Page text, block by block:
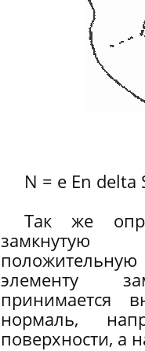
N = е En delta
Так же
элементу
принимается
нормаль,
поверхности, а